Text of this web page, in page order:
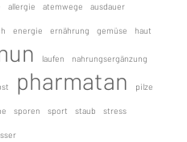
allergie atemwege ausdauer
energie ernährung gemüse haut
laufen nahrungsergänzung
pharmatan pilze
sporen sport staub stress